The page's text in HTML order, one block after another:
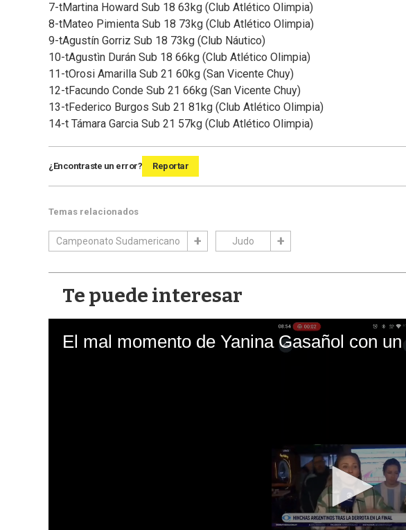
7-tMartina Howard Sub 18 63kg (Club Atlético Olimpia)
8-tMateo Pimienta Sub 18 73kg (Club Atlético Olimpia)
9-tAgustín Gorriz Sub 18 73kg (Club Náutico)
10-tAgustìn Durán Sub 18 66kg (Club Atlético Olimpia)
11-tOrosi Amarilla Sub 21 60kg (San Vicente Chuy)
12-tFacundo Conde Sub 21 66kg (San Vicente Chuy)
13-tFederico Burgos Sub 21 81kg (Club Atlético Olimpia)
14-t Támara Garcia Sub 21 57kg (Club Atlético Olimpia)
¿Encontraste un error? Reportar
Temas relacionados
Campeonato Sudamericano Judo
Te puede interesar